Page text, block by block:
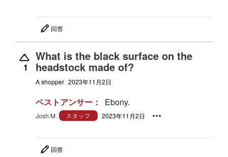
回答
1
What is the black surface on the
headstock made of?
A shopper 2023年11月2日
ベストアンサー： Ebony.
Josh M. スタッフ 2023年11月2日
回答